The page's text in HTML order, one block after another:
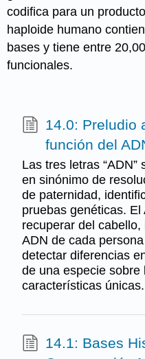
codifica para un
haploide humano
bases y tiene entre
funcionales.
14.0: Preludio
función del
Las tres letras
en sinónimo de
de paternidad,
pruebas genéticas. El
recuperar del cabello,
ADN de cada
detectar diferencias
de una especie sobre
características únicas.
14.1: Bases